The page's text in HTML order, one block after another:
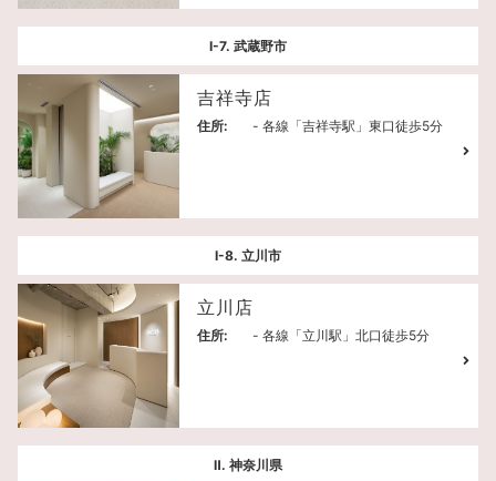
Ⅰ-7. 武蔵野市
吉祥寺店
住所: - 各線「吉祥寺駅」東口徒歩5分
Ⅰ-8. 立川市
立川店
住所: - 各線「立川駅」北口徒歩5分
Ⅱ. 神奈川県